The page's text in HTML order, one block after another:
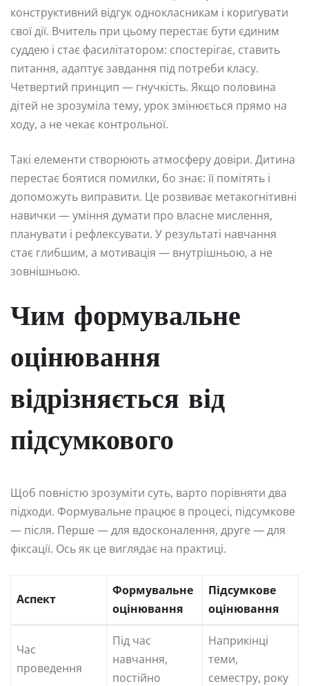
конструктивний відгук однокласникам і коригувати
свої дії. Вчитель при цьому перестає бути єдиним
суддею і стає фасилітатором: спостерігає, ставить
питання, адаптує завдання під потреби класу.
Четвертий принцип — гнучкість. Якщо половина
дітей не зрозуміла тему, урок змінюється прямо на
ходу, а не чекає контрольної.
Такі елементи створюють атмосферу довіри. Дитина
перестає боятися помилки, бо знає: її помітять і
допоможуть виправити. Це розвиває метакогнітивні
навички — уміння думати про власне мислення,
планувати і рефлексувати. У результаті навчання
стає глибшим, а мотивація — внутрішньою, а не
зовнішньою.
Чим формувальне
оцінювання
відрізняється від
підсумкового
Щоб повністю зрозуміти суть, варто порівняти два
підходи. Формувальне працює в процесі, підсумкове
— після. Перше — для вдосконалення, друге — для
фіксації. Ось як це виглядає на практиці.
Аспект
Формувальне
оцінювання
Підсумкове
оцінювання
Час
проведення
Під час
навчання,
постійно
Наприкінці
теми,
семестру, року